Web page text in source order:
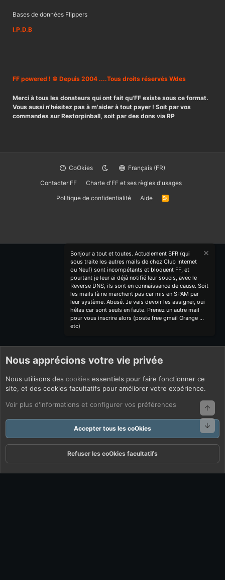
Bases de données Flippers
I.P.D.B
FF powered ! © Depuis 2004 ....Tous droits réservés Wdes
Merci à tous les donateurs qui ont fait qu'FF existe sous ce format.
Vous aussi n'hésitez pas à m'aider à tout payer ! Soit par vos
commandes sur Restorpinball, soit par des dons via RP
CoOkies
Français (FR)
Contacter FF
Charte d'FF et ses règles d'usages
Politique de confidentialité
Aide
R
Bonjour a tout et toutes. Actuelement SFR (qui
sous traite les autres mails de chez Club Internet
ou Neuf) sont incompétants et bloquent FF, et
pourtant je leur ai déjà notifié leur soucis, avec le
Reverse DNS, ils sont en connaissance de cause. Soit
les mails là ne marchent pas car mis en SPAM par
leur système. Abusé. Je vais devoir les assigner, oui
hélas car sont seuls en faute. Prenez un autre mail
pour vous inscrire alors (poste free gmail Orange ...
etc)
Nous apprécions votre vie privée
Nous utilisons des cookies essentiels pour faire fonctionner ce
site, et des cookies facultatifs pour améliorer votre expérience.
Voir plus d'informations et configurer vos préférences
Accepter tous les coOkies
Refuser les coOkies facultatifs